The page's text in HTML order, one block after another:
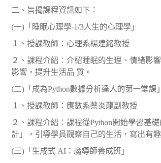
二、旨揭課程資訊如下：
(一)「睡眠心理學-1/3人生的心理學」
１、授課教師：心理系楊建銘教授
２、課程介紹：介紹睡眠的生理、情緒影
影響，提升生活品 質。
(二)「成為Python數據分析達人的第一堂課」
１、授課教師：應數系蔡炎龍副教授
２、課程介紹：課程從Python開始學習基
計」，引導學員觀察自己的生活，寫出有
(三)「生成式 AI：魔導師養成班」